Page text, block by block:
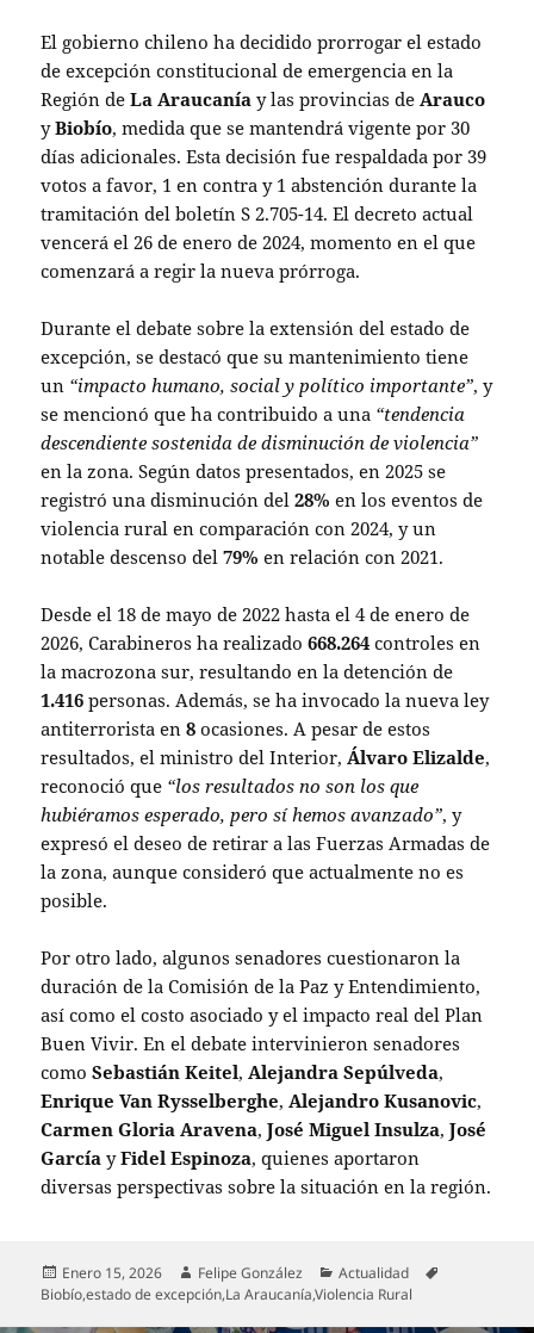
El gobierno chileno ha decidido prorrogar el estado
de excepción constitucional de emergencia en la
Región deLa Araucanía y las provincias de Arauco
yBiobío, medida que se mantendrá vigente por 30
días adicionales. Esta decisión fue respaldada por 39
votos a favor, 1 en contra y 1 abstención durante la
tramitación del boletín S 2.705-14. El decreto actual
vencerá el 26 de enero de 2024, momento en el que
comenzará a regir la nueva prórroga.
Durante el debate sobre la extensión del estado de
excepción, se destacó que su mantenimiento tiene
un “impacto humano, social y político importante”, y
se mencionó que ha contribuido a una “tendencia
descendiente sostenida de disminución de violencia”
en la zona. Según datos presentados, en 2025 se
registró una disminución del28% en los eventos de
violencia rural en comparación con 2024, y un
notable descenso del79% en relación con 2021.
Desde el 18 de mayo de 2022 hasta el 4 de enero de
2026, Carabineros ha realizado668.264 controles en
la macrozona sur, resultando en la detención de
1.416 personas. Además, se ha invocado la nueva ley
antiterrorista en8 ocasiones. A pesar de estos
resultados, el ministro del Interior, Álvaro Elizalde,
reconoció que “los resultados no son los que
hubiéramos esperado, pero sí hemos avanzado”, y
expresó el deseo de retirar a las Fuerzas Armadas de
la zona, aunque consideró que actualmente no es
posible.
Por otro lado, algunos senadores cuestionaron la
duración de la Comisión de la Paz y Entendimiento,
así como el costo asociado y el impacto real del Plan
Buen Vivir. En el debate intervinieron senadores
comoSebastián Keitel, Alejandra Sepúlveda,
Enrique Van Rysselberghe, Alejandro Kusanovic,
Carmen Gloria Aravena,José Miguel Insulza,José
García yFidel Espinoza, quienes aportaron
diversas perspectivas sobre la situación en la región.
Publicado
el
Enero 15, 2026 Autor
Felipe González Categorías
Actualidad
Biobío,estado de excepción,La Araucanía,Violencia Rural